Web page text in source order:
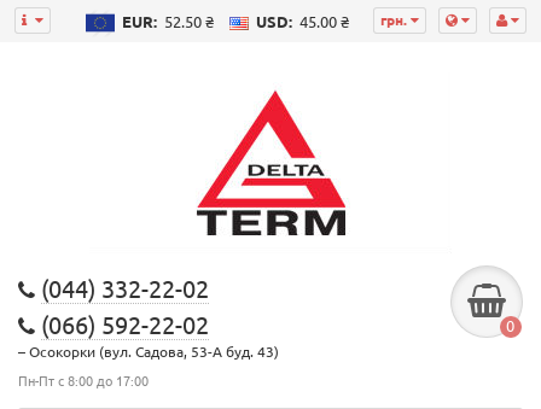
грн.
EUR: 52.50 ₴ USD: 45.00 ₴
(044) 332-22-02
(066) 592-22-02
– Осокорки (вул. Садова, 53-А буд. 43)
Пн-Пт с 8:00 до 17:00
0